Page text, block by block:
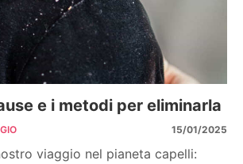
e i metodi per eliminarla
15/01/2025
viaggio nel pianeta capelli: